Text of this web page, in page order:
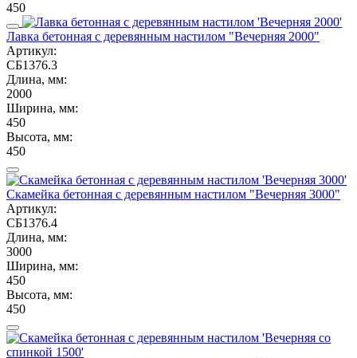
450
Лавка бетонная с деревянным настилом "Вечерняя 2000"
Артикул:
СБ1376.3
Длина, мм:
2000
Ширина, мм:
450
Высота, мм:
450
Скамейка бетонная с деревянным настилом "Вечерняя 3000"
Артикул:
СБ1376.4
Длина, мм:
3000
Ширина, мм:
450
Высота, мм:
450